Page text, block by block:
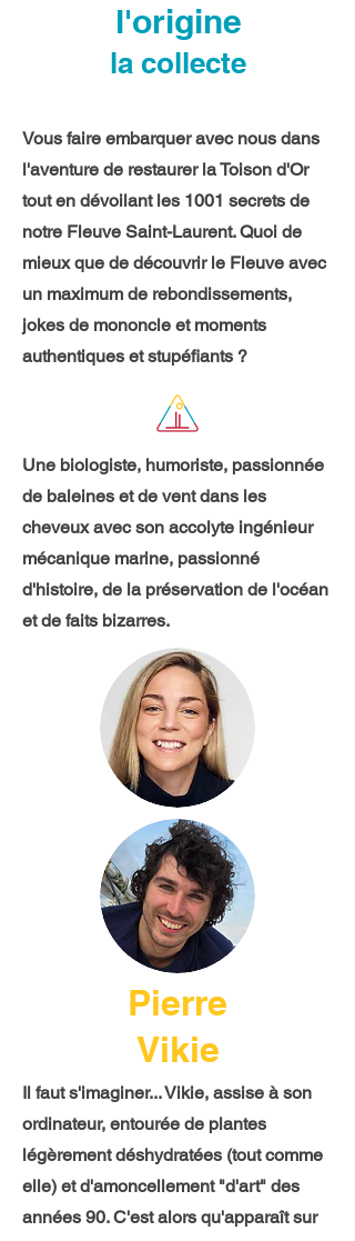
l'origine
la collecte
Vous faire embarquer avec nous dans
l'aventure de restaurer la Toison d'Or
tout en dévoilant les 1001 secrets de
notre Fleuve Saint-Laurent. Quoi de
mieux que de découvrir le Fleuve avec
un maximum de rebondissements,
jokes de mononcle et moments
authentiques et stupéfiants ?
Une biologiste, humoriste, passionnée
de baleines et de vent dans les
cheveux avec son accolyte ingénieur
mécanique marine, passionné
d'histoire, de la préservation de l'océan
et de faits bizarres.
Pierre
Vikie
Il faut s'imaginer... Vikie, assise à son
ordinateur, entourée de plantes
légèrement déshydratées (tout comme
elle) et d'amoncellement "d'art" des
années 90. C'est alors qu'apparaît sur